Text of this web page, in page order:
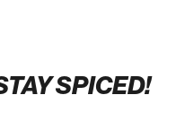
SPICED!